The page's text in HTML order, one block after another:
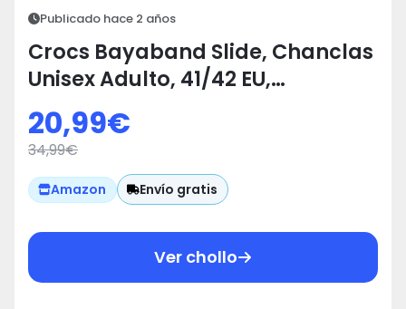
Publicado hace 2 años
Crocs Bayaband Slide, Chanclas
Unisex Adulto, 41/42 EU,
Navy/Pepper
20,99€
34,99€
Amazon Envío gratis
Ver chollo